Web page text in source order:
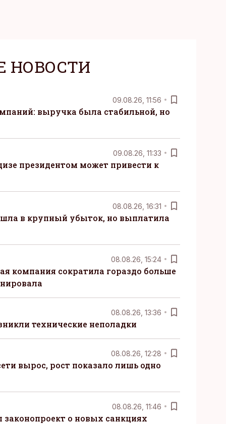
НОВОСТИ
09.08.26, 11:56
выручка была стабильной, но
09.08.26, 11:33
президентом может привести к
08.08.26, 16:31
в крупный убыток, но выплатила
08.08.26, 15:24
компания сократила гораздо больше
08.08.26, 13:36
технические неполадки
08.08.26, 12:28
вырос, рост показало лишь одно
08.08.26, 11:46
о новых санкциях